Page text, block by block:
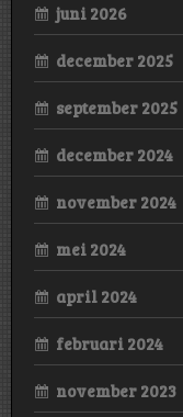
juni 2026
december 2025
september 2025
december 2024
november 2024
mei 2024
april 2024
februari 2024
november 2023